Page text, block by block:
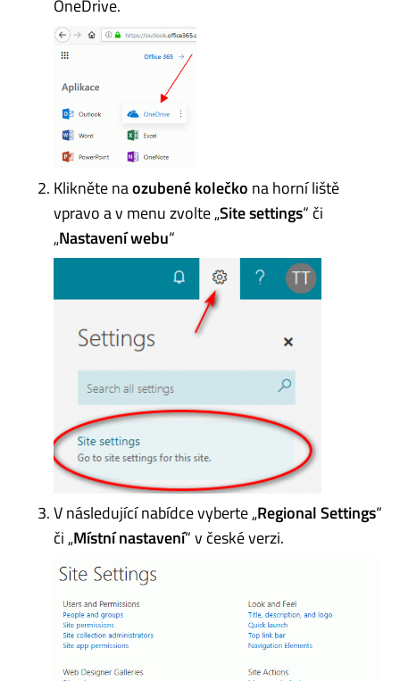
OneDrive.
Klikněte naozubené kolečko na horní liště
vpravo a v menu zvolte „Site settings“ či
„Nastavení webu“
V následující nabídce vyberte „Regional Settings“
či „Místní nastavení“ v české verzi.